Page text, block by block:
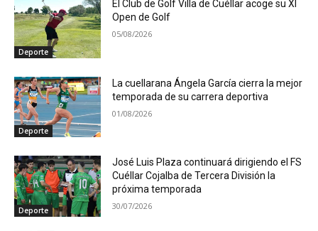
Deporte
El Club de Golf Villa de Cuéllar acoge su XI
Open de Golf
05/08/2026
Deporte
La cuellarana Ángela García cierra la mejor
temporada de su carrera deportiva
01/08/2026
Deporte
José Luis Plaza continuará dirigiendo el FS
Cuéllar Cojalba de Tercera División la
próxima temporada
30/07/2026